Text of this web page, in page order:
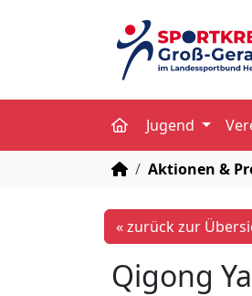
Jugend
STARTSEITE
Aktionen &
« zurück zur
Qigong